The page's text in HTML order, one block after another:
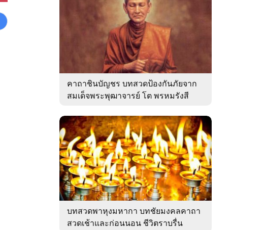
คาถาชินบัญชร บทสวดป้องกันภัยจาก
สมเด็จพระพุฒาจารย์ โต พรหมรังสี
บทสวดพาหุงมหากา บทชัยมงคลคาถา
สวดเช้าและก่อนนอน ชีวิตราบรื่น